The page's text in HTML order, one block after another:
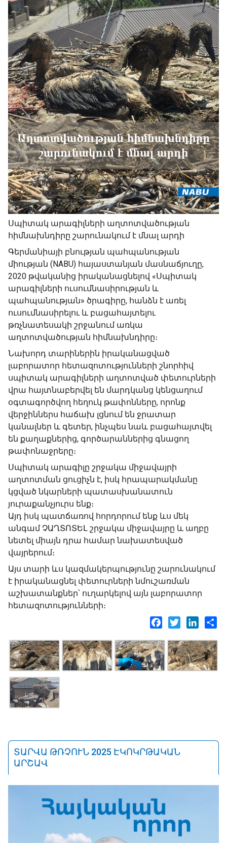
Սպիտակ արագիլների աղտոտվածության
հիմնախնդիրը շարունակում է մնալ արդի
Գերմանիայի բնության պահպանության
միության (NABU) հայաստանյան մասնաճյուղը,
2020 թվականից իրականացնելով «Սպիտակ
արագիլների ուսումնասիրության և
պահպանության» ծրագիրը, հանձն է առել
ուսումնասիրելու և բացահայտելու
թռչնատեսակի շրջանում առկա
աղտոտվածության հիմնախնդիրը։
Նախորդ տարիներին իրականացված
լաբորատոր հետազոտությունների շնորհիվ
սպիտակ արագիլների աղտոտված փետուրների
վրա հայտնաբերվել են մարդկանց կենցաղում
օգտագործվող հեղուկ թափոնները, որոնք
վերջիններս հաճախ լցնում են ջրատար
կանալներ և գետեր, ինչպես նաև բացահայտվել
են քաղաքներից, գործարաններից գնացող
թափոնաջրերը։
Սպիտակ արագիլը շրջակա միջավայրի
աղտոտման ցուցիչն է, իսկ հրապարակմանը
կցված նկարների պատասխանատուն
յուրաքանչյուրս ենք։
Այդ իսկ պատճառով հորդորում ենք ևս մեկ
անգամ ՉԱՂՏՈՏԵԼ շրջակա միջավայրը և աղբը
նետել միայն դրա համար նախատեսված
վայրերում։
Այս տարի ևս կազմակերպությունը շարունակում
է իրականացնել փետուրների նմուշառման
աշխատանքներ՝ ուղարկելով այն լաբորատոր
հետազոտությունների։
Facebook
Twitter
ՏԱՐՎԱ ԹՌՉՈՒՆ 2025 ԷԿՈԿՐԹԱԿԱՆ
ԱՐՇԱՎ